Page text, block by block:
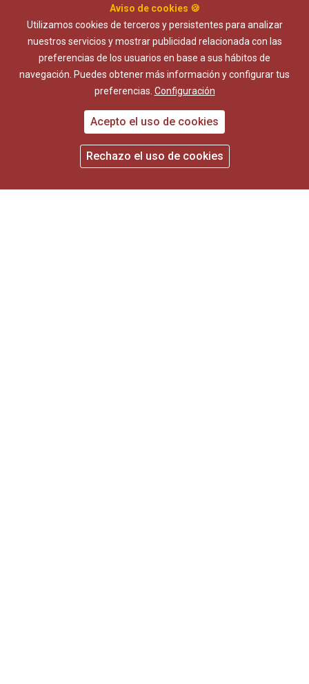
12 Lunas Garnacha
11.00 €
Aviso de cookies 🍪
Utilizamos cookies de terceros y persistentes para analizar
nuestros servicios y mostrar publicidad relacionada con las
preferencias de los usuarios en base a sus hábitos de
navegación. Puedes obtener más información y configurar tus
preferencias. Configuración
Acepto el uso de cookies
Rechazo el uso de cookies